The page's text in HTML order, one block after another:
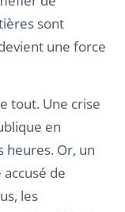
sont
une force
tout. Une crise
en
heures. Or, un
de
les